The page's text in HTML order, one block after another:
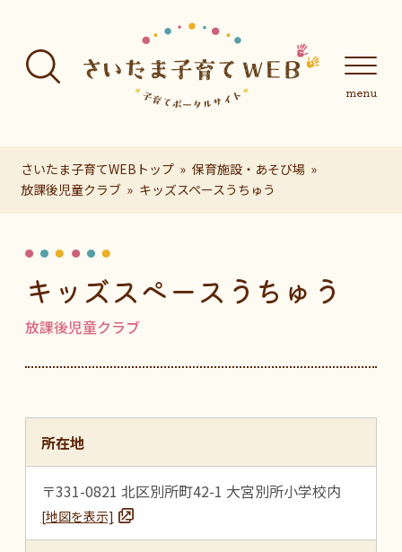
さいたま子育てWEBトップ
保育施設・あそび場
放課後児童クラブ
キッズスペースうちゅう
キッズスペースうちゅう
放課後児童クラブ
所在地
〒331-0821 北区別所町42-1 大宮別所小学校内
[地図を表示]